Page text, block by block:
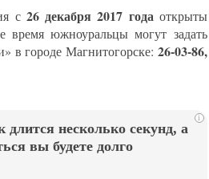
с 26 декабря 2017 года открыты
время южноуральцы могут задать
в городе Магнитогорске: 26-03-86,
i
длится несколько секунд, а
вы будете долго